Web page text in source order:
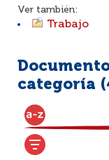
Ver también:
Trabajo
categoría (